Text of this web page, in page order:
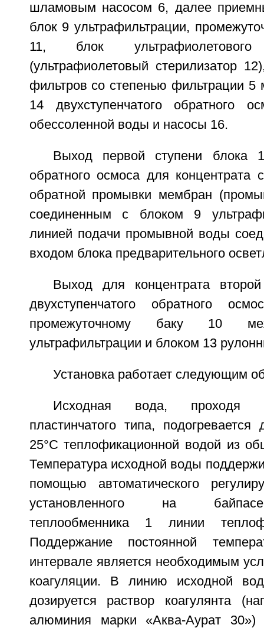
шламовым насосом 6, далее
блок 9 ультрафильтрации,
11, блок ультрафиолетового
(ультрафиолетовый стерилизатор
фильтров со степенью фильтрации 5
14 двухступенчатого обратного
обессоленной воды и насосы 16.
Выход первой ступени блока
обратного осмоса для концентрата
обратной промывки мембран
соединенным с блоком 9
линией подачи промывной воды
входом блока предварительного
Выход для концентрата
двухступенчатого обратного
промежуточному баку 10
ультрафильтрации и блоком 13
Установка работает следующим
Исходная вода, проходя
пластинчатого типа,
25°C теплофикационной водой из
Температура исходной воды
помощью автоматического
установленного на
теплообменника 1 линии
Поддержание постоянной
интервале является необходимым
коагуляции. В линию исходной
дозируется раствор коагулянта
алюминия марки «Аква-Аурат